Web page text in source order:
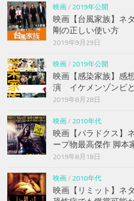
映画/ 2019年公開
映画【台風家族】ネ
剛の正しい使い方
2019年9月29日
映画/ 2019年公開
映画【感染家族】感
演 イケメンゾンビ
2019年8月28日
映画/ 2010年代
映画【パラドクス】
ープ物最高傑作 脚本
2019年8月18日
映画/ 2010年代
映画【リミット】ネ